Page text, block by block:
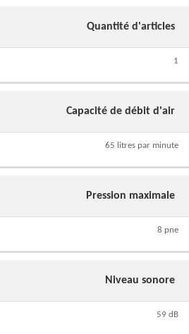
Quantité d'articles
1
Capacité de débit d'air
65 litres par minute
Pression maximale
8 pne
Niveau sonore
59 dB